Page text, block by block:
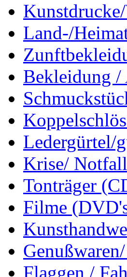
Land-/
Bekleidung /
Ledergürtel/
Krise/
Tonträger
Filme
Flaggen /